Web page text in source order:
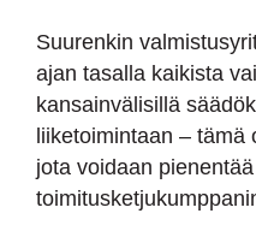
Suurenkin
ajan tasalla kaikista
kansainvälisillä
liiketoimintaan – tämä
jota voidaan